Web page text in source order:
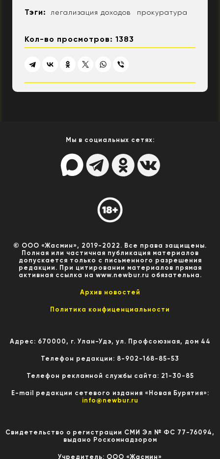
Тэги: легализация доходов прокуратура
Кол-во просмотров: 1383
Мы в социальных сетях:
© ООО «Жасмин», 2019-2022. Все права защищены.
Полная или частичная публикация материалов
допускается только с письменного разрешения
редакции. При цитировании материалов прямая
активная ссылка на www.newbur.ru обязательна.
Архив новостей
Политика конфиценциальности
Адрес: 670000, г. Улан-Удэ, ул. Профсоюзная, дом 44
Телефон редакции: 8-902-168-85-53
Телефон рекламной службы сайта: 21-30-85
E-mail редакции сетевого издания «Новая Бурятия»:
info@newbur.ru
Свидетельство о регистрации СМИ Эл № ФС 77-76094,
выдано Роскомнадзором
Учредитель: ООО «Жасмин»